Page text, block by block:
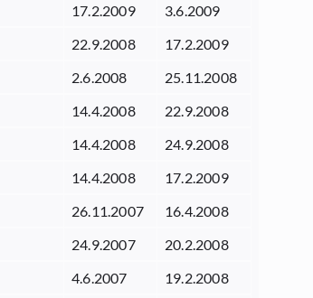
17.2.2009
3.6.2009
22.9.2008
17.2.2009
2.6.2008
25.11.2008
14.4.2008
22.9.2008
14.4.2008
24.9.2008
14.4.2008
17.2.2009
26.11.2007
16.4.2008
24.9.2007
20.2.2008
4.6.2007
19.2.2008